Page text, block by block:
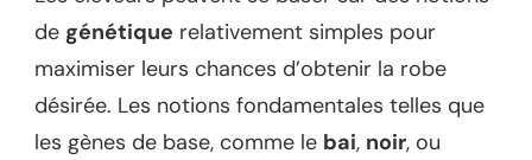
de génétique relativement simples pour
maximiser leurs chances d’obtenir la robe
désirée. Les notions fondamentales telles que
les gènes de base, comme le bai, noir, ou